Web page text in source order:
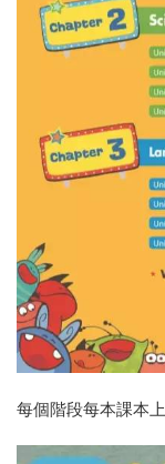
每個階段每本課本